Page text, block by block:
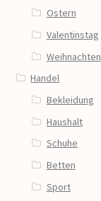
Ostern
Valentinstag
Weihnachten
Handel
Bekleidung
Haushalt
Schuhe
Betten
Sport